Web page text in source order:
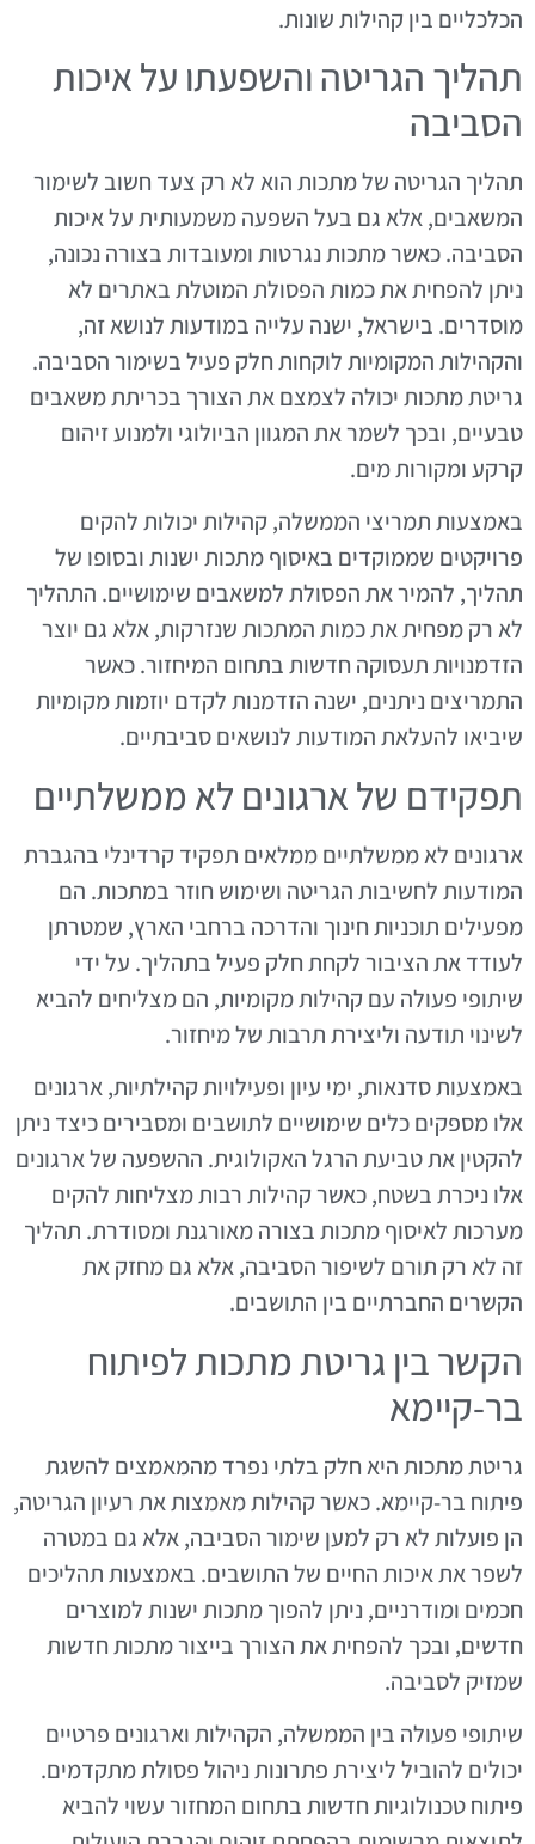
הכלכליים בין קהילות שונות.
תהליך הגריטה והשפעתו על איכות
הסביבה
תהליך הגריטה של מתכות הוא לא רק צעד חשוב לשימור
המשאבים, אלא גם בעל השפעה משמעותית על איכות
הסביבה. כאשר מתכות נגרטות ומעובדות בצורה נכונה,
ניתן להפחית את כמות הפסולת המוטלת באתרים לא
מוסדרים. בישראל, ישנה עלייה במודעות לנושא זה,
והקהילות המקומיות לוקחות חלק פעיל בשימור הסביבה.
גריטת מתכות יכולה לצמצם את הצורך בכריתת משאבים
טבעיים, ובכך לשמר את המגוון הביולוגי ולמנוע זיהום
קרקע ומקורות מים.
באמצעות תמריצי הממשלה, קהילות יכולות להקים
פרויקטים שממוקדים באיסוף מתכות ישנות ובסופו של
תהליך, להמיר את הפסולת למשאבים שימושיים. התהליך
לא רק מפחית את כמות המתכות שנזרקות, אלא גם יוצר
הזדמנויות תעסוקה חדשות בתחום המיחזור. כאשר
התמריצים ניתנים, ישנה הזדמנות לקדם יוזמות מקומיות
שיביאו להעלאת המודעות לנושאים סביבתיים.
תפקידם של ארגונים לא ממשלתיים
ארגונים לא ממשלתיים ממלאים תפקיד קרדינלי בהגברת
המודעות לחשיבות הגריטה ושימוש חוזר במתכות. הם
מפעילים תוכניות חינוך והדרכה ברחבי הארץ, שמטרתן
לעודד את הציבור לקחת חלק פעיל בתהליך. על ידי
שיתופי פעולה עם קהילות מקומיות, הם מצליחים להביא
לשינוי תודעה וליצירת תרבות של מיחזור.
באמצעות סדנאות, ימי עיון ופעילויות קהילתיות, ארגונים
אלו מספקים כלים שימושיים לתושבים ומסבירים כיצד ניתן
להקטין את טביעת הרגל האקולוגית. ההשפעה של ארגונים
אלו ניכרת בשטח, כאשר קהילות רבות מצליחות להקים
מערכות לאיסוף מתכות בצורה מאורגנת ומסודרת. תהליך
זה לא רק תורם לשיפור הסביבה, אלא גם מחזק את
הקשרים החברתיים בין התושבים.
הקשר בין גריטת מתכות לפיתוח
בר-קיימא
גריטת מתכות היא חלק בלתי נפרד מהמאמצים להשגת
פיתוח בר-קיימא. כאשר קהילות מאמצות את רעיון הגריטה,
הן פועלות לא רק למען שימור הסביבה, אלא גם במטרה
לשפר את איכות החיים של התושבים. באמצעות תהליכים
חכמים ומודרניים, ניתן להפוך מתכות ישנות למוצרים
חדשים, ובכך להפחית את הצורך בייצור מתכות חדשות
שמזיק לסביבה.
שיתופי פעולה בין הממשלה, הקהילות וארגונים פרטיים
יכולים להוביל ליצירת פתרונות ניהול פסולת מתקדמים.
פיתוח טכנולוגיות חדשות בתחום המחזור עשוי להביא